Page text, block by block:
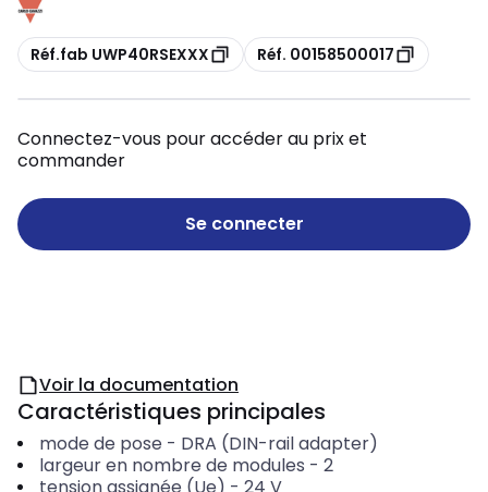
Copie
Réf.fab UWP40RSEXXX Copie
Réf. 00158500017
Connectez-vous pour accéder au prix et
commander
Se connecter
Voir la documentation
Caractéristiques principales
mode de pose - DRA (DIN-rail adapter)
largeur en nombre de modules - 2